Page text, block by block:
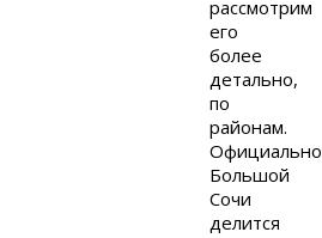
рассмотрим
его
более
детально,
по
районам.
Официально
Большой
Сочи
делится